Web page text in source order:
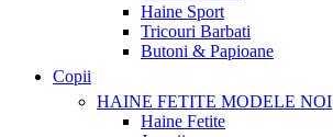
Haine Sport
Tricouri Barbati
Butoni & Papioane
Copii
HAINE FETITE MODELE NOI
Haine Fetite